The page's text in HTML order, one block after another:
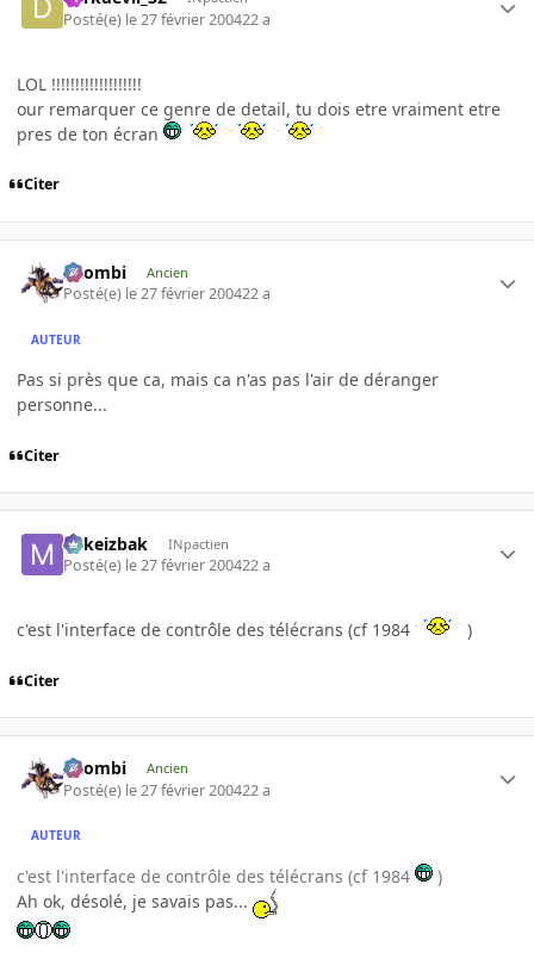
Posté(e) le 27 février 200422 a
LOL !!!!!!!!!!!!!!!!!!!
our remarquer ce genre de detail, tu dois etre vraiment etre
pres de ton écran
Citer
XZombi Ancien
Posté(e) le 27 février 200422 a
AUTEUR
Pas si près que ca, mais ca n'as pas l'air de déranger
personne...
Citer
Mikeizbak INpactien
Posté(e) le 27 février 200422 a
c'est l'interface de contrôle des télécrans (cf 1984 )
Citer
XZombi Ancien
Posté(e) le 27 février 200422 a
AUTEUR
c'est l'interface de contrôle des télécrans (cf 1984
)
Ah ok, désolé, je savais pas...